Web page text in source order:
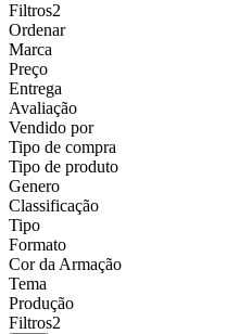
Filtros2
Ordenar
Marca
Preço
Entrega
Avaliação
Vendido por
Tipo de compra
Tipo de produto
Genero
Classificação
Tipo
Formato
Cor da Armação
Tema
Produção
Filtros2